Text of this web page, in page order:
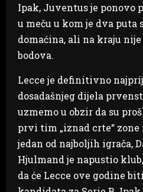
Ipak, Juventus je ponovo
u meču u kom je dva puta
domaćina, ali na kraju nije
bodova.
Lecce je definitivno
dosadašnjeg dijela
uzmemo u obzir da su
prvi tim „iznad crte“ zone
jedan od najboljih igrača,
Hjulmand je napustio
da će Lecce ove godine